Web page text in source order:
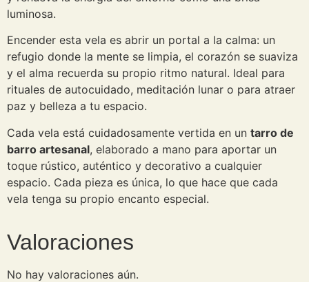
luminosa.
Encender esta vela es abrir un portal a la calma: un
refugio donde la mente se limpia, el corazón se suaviza
y el alma recuerda su propio ritmo natural. Ideal para
rituales de autocuidado, meditación lunar o para atraer
paz y belleza a tu espacio.
Cada vela está cuidadosamente vertida en un tarro de
barro artesanal, elaborado a mano para aportar un
toque rústico, auténtico y decorativo a cualquier
espacio. Cada pieza es única, lo que hace que cada
vela tenga su propio encanto especial.
Valoraciones
No hay valoraciones aún.